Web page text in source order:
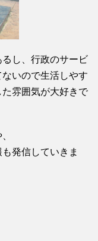
し、行政のサービ
いので生活しやす
雰囲気が大好きで
発信していきま